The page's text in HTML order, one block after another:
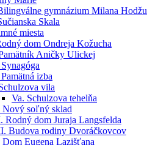
gymnázium Milana Hodžu
Skala
miesta
dom Ondreja Kožucha
Aničky Ulickej
izba
vila
Va. Schulzova tehelňa
soľný sklad
Rodný dom Juraja Langsfelda
Budova rodiny Dvoráčkovcov
Eugena Lazišťana